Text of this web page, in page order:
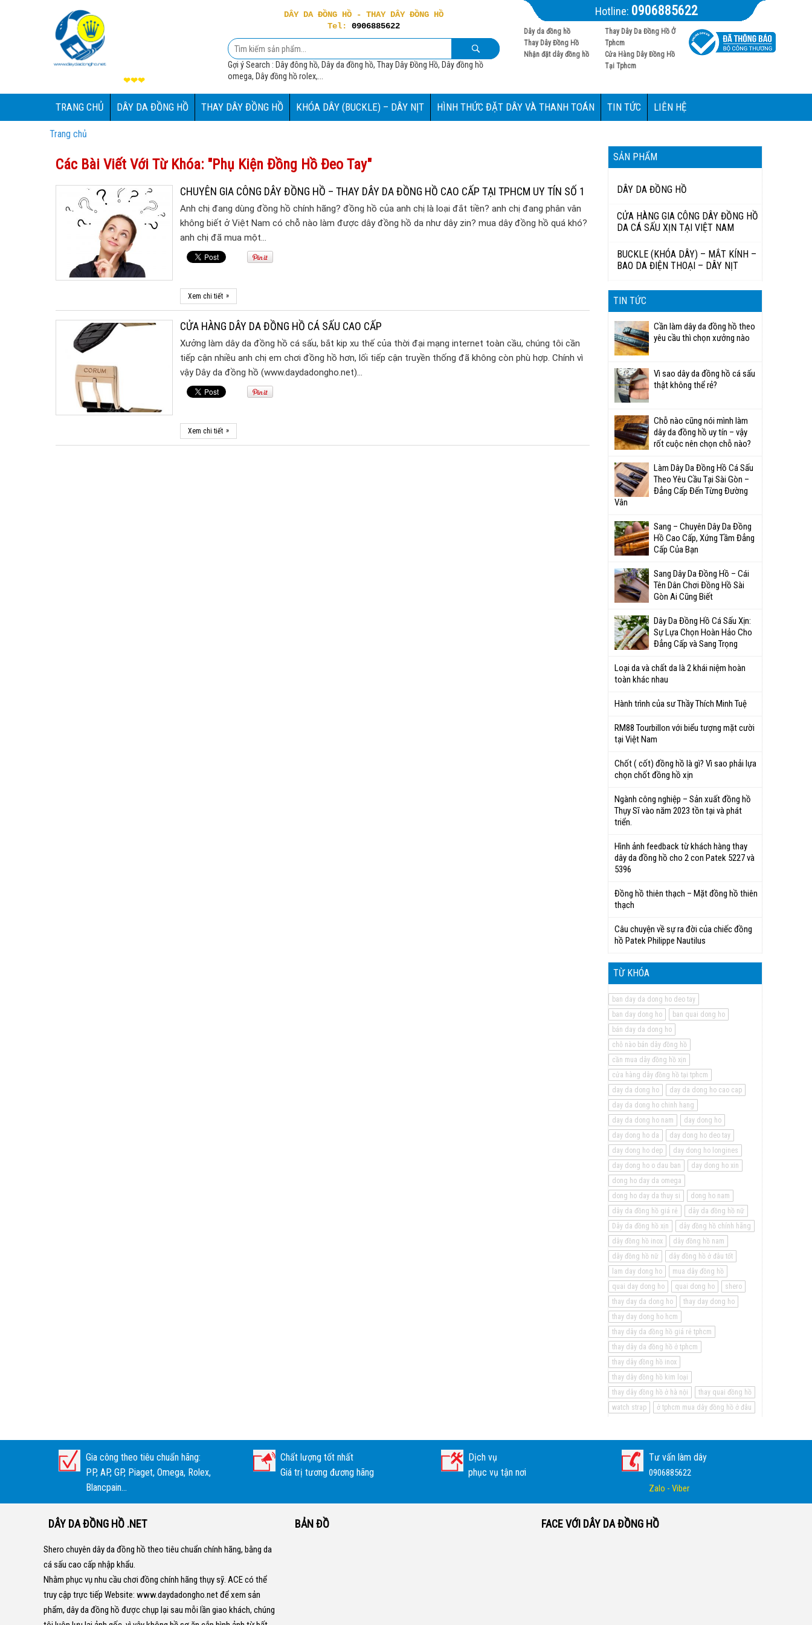
❤❤❤
DÂY DA ĐỒNG HỒ - THAY DÂY ĐỒNG HỒ
Tel: 0906885622
Gợi ý Search : Dây đông hồ, Dây da đồng hồ, Thay Dây Đồng Hồ, Dây đồng hồ
omega, Dây đồng hồ rolex,...
Hotline: 0906885622
Dây da đồng hồ
Thay Dây Đồng Hồ
Nhận đặt dây đồng hồ
Thay Dây Da Đồng Hồ Ở
Tphcm
Cửa Hàng Dây Đồng Hồ
Tại Tphcm
TRANG CHỦ DÂY DA ĐỒNG HỒ THAY DÂY ĐỒNG HỒ KHÓA DÂY (BUCKLE) – DÂY NỊT HÌNH THỨC ĐẶT DÂY VÀ THANH TOÁN TIN TỨC LIÊN HỆ
Trang chủ
Các Bài Viết Với Từ Khóa: "phụ Kiện Đồng Hồ Đeo Tay"
CHUYÊN GIA CÔNG DÂY ĐỒNG HỒ – THAY DÂY DA ĐỒNG HỒ CAO CẤP TẠI TPHCM UY TÍN SỐ 1
Anh chị đang dùng đồng hồ chính hãng? đồng hồ của anh chị là loại đắt tiền? anh chị đang phân vân
không biết ở Việt Nam có chỗ nào làm được dây đồng hồ da như dây zin? mua dây đồng hồ quá khó?
anh chị đã mua một…
Xem chi tiết »
CỬA HÀNG DÂY DA ĐỒNG HỒ CÁ SẤU CAO CẤP
Xưởng làm dây da đồng hồ cá sấu, bắt kip xu thế của thời đại mạng internet toàn cầu, chúng tôi cần
tiếp cận nhiều anh chị em chơi đồng hồ hơn, lối tiếp cận truyền thống đã không còn phù hợp. Chính vì
vậy Dây da đồng hồ (www.daydadongho.net)…
Xem chi tiết »
SẢN PHẨM
DÂY DA ĐỒNG HỒ
CỬA HÀNG GIA CÔNG DÂY ĐỒNG HỒ
DA CÁ SẤU XỊN TẠI VIỆT NAM
BUCKLE (KHÓA DÂY) – MẮT KÍNH –
BAO DA ĐIỆN THOẠI – DÂY NỊT
TIN TỨC
Cần làm dây da đồng hồ theo
yêu cầu thì chọn xưởng nào
Vì sao dây da đồng hồ cá sấu
thật không thể rẻ?
Chỗ nào cũng nói mình làm
dây da đồng hồ uy tín – vậy
rốt cuộc nên chọn chỗ nào?
Làm Dây Da Đồng Hồ Cá Sấu
Theo Yêu Cầu Tại Sài Gòn –
Đẳng Cấp Đến Từng Đường
Vân
Sang – Chuyên Dây Da Đồng
Hồ Cao Cấp, Xứng Tầm Đẳng
Cấp Của Bạn
Sang Dây Da Đồng Hồ – Cái
Tên Dân Chơi Đồng Hồ Sài
Gòn Ai Cũng Biết
Dây Da Đồng Hồ Cá Sấu Xịn:
Sự Lựa Chọn Hoàn Hảo Cho
Đẳng Cấp và Sang Trọng
Loại da và chất da là 2 khái niệm hoàn
toàn khác nhau
Hành trình của sư Thầy Thích Minh Tuệ
RM88 Tourbillon với biểu tượng mặt cười
tại Việt Nam
Chốt ( cốt) đồng hồ là gì? Vì sao phải lựa
chọn chốt đồng hồ xịn
Ngành công nghiệp – Sản xuất đồng hồ
Thụy Sĩ vào năm 2023 tồn tại và phát
triển.
Hình ảnh feedback từ khách hàng thay
dây da đồng hồ cho 2 con Patek 5227 và
5396
Đồng hồ thiên thạch – Mặt đồng hồ thiên
thạch
Câu chuyện về sự ra đời của chiếc đồng
hồ Patek Philippe Nautilus
TỪ KHÓA
ban day da dong ho deo tay
ban day dong ho
ban quai dong ho
bán day da dong ho
chỗ nào bán dây đồng hồ
cần mua dây đồng hồ xịn
cửa hàng dây đồng hồ tại tphcm
day da dong ho
day da dong ho cao cap
day da dong ho chinh hang
day da dong ho nam
day dong ho
day dong ho da
day dong ho deo tay
day dong ho dep
day dong ho longines
day dong ho o dau ban
day dong ho xin
dong ho day da omega
dong ho day da thuy si
dong ho nam
dây da đồng hồ giá rẻ
dây da đồng hồ nữ
Dây da đồng hồ xịn
dây đồng hồ chính hãng
dây đồng hồ inox
dây đồng hồ nam
dây đồng hồ nữ
dây đồng hồ ở đâu tốt
lam day dong ho
mua dây đồng hồ
quai day dong ho
quai dong ho
shero
thay day da dong ho
thay day dong ho
thay day dong ho hcm
thay dây da đồng hồ giá rẻ tphcm
thay dây da đồng hồ ở tphcm
thay dây đồng hồ inox
thay dây đồng hồ kim loại
thay dây đồng hồ ở hà nội
thay quai đồng hồ
watch strap
ở tphcm mua dây đồng hồ ở đâu
Gia công theo tiêu chuẩn hãng:
PP, AP, GP, Piaget, Omega, Rolex,
Blancpain...
Chất lượng tốt nhất
Giá trị tương đương hãng
Dịch vụ
phục vụ tận nơi
Tư vấn làm dây
0906885622
Zalo - Viber
DÂY DA ĐỒNG HỒ .NET
Shero chuyên dây da đồng hồ theo tiêu chuẩn chính hãng, bằng da
cá sấu cao cấp nhập khẩu.
Nhằm phục vụ nhu cầu chơi đồng chính hãng thụy sỹ. ACE có thể
truy cập trực tiếp Website: www.daydadongho.netđể xem sản
phẩm, dây da đồng hồ được chụp lại sau mỗi lần giao khách, chúng
BẢN ĐỒ FACE VỚI DÂY DA ĐỒNG HỒ